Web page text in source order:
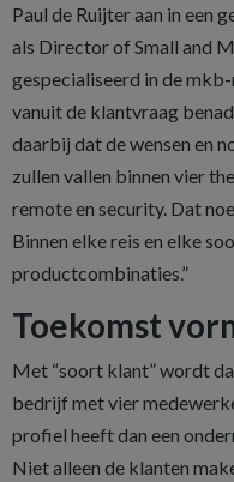
Paul de Ruijter aan in een
als Director of Small and
gespecialiseerd in de
vanuit de klantvraag
daarbij dat de wensen en
zullen vallen binnen vier
remote en security. Dat
Binnen elke reis en elke
productcombinaties.”
Toekomst
Met “soort klant” wordt
bedrijf met vier
profiel heeft dan een
Niet alleen de klanten